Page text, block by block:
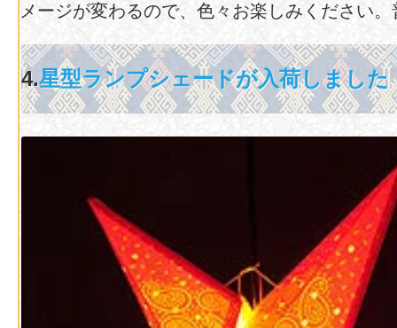
メージが変わるので、色々お楽しみください
4.星型ランプシェードが入荷しました